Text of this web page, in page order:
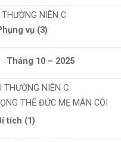
NIÊN C
vụ (3)
Tháng 10 – 2025
THƯỜNG NIÊN C
THỂ ĐỨC MẸ MÂN CÔI
tích (1)